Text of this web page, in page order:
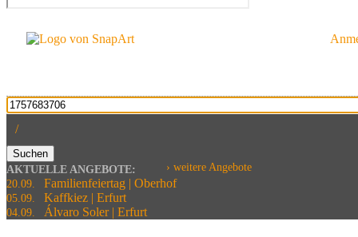
/
Suchen
› weitere Angebote
AKTUELLE ANGEBOTE:
20.09.
Familienfeiertag | Oberhof
05.09. Kaffkiez | Erfurt
04.09. Álvaro Soler | Erfurt